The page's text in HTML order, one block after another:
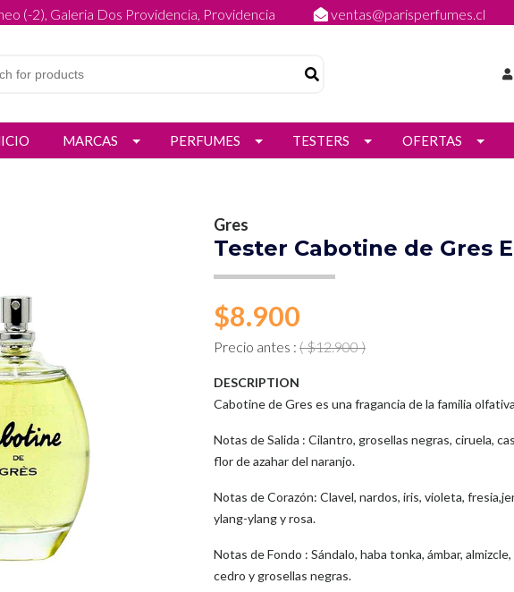
(-2), Galeria Dos Providencia, Providencia ventas@parisperfumes.cl
MARCAS PERFUMES TESTERS OFERTAS
Gres
Tester Cabotine de Gres
$8.900
Precio antes : ( $12.900 )
DESCRIPTION
Cabotine de Gres es una fragancia de la familia
Notas de Salida : Cilantro, grosellas negras, ciruela,
flor de azahar del naranjo.
Notas de Corazón: Clavel, nardos, iris, violeta,
ylang-ylang y rosa.
Notas de Fondo : Sándalo, haba tonka, ámbar,
cedro y grosellas negras.